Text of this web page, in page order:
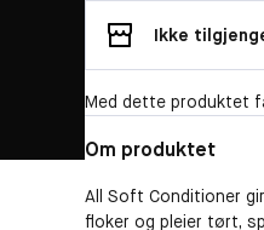
Ikke
Med dette produktet
Om produktet
All Soft Conditioner
floker og pleier tørt,